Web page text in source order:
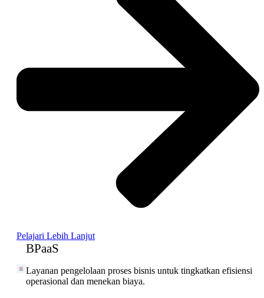
Pelajari Lebih Lanjut
BPaaS
Layanan pengelolaan proses bisnis untuk tingkatkan efisiensi
operasional dan menekan biaya.